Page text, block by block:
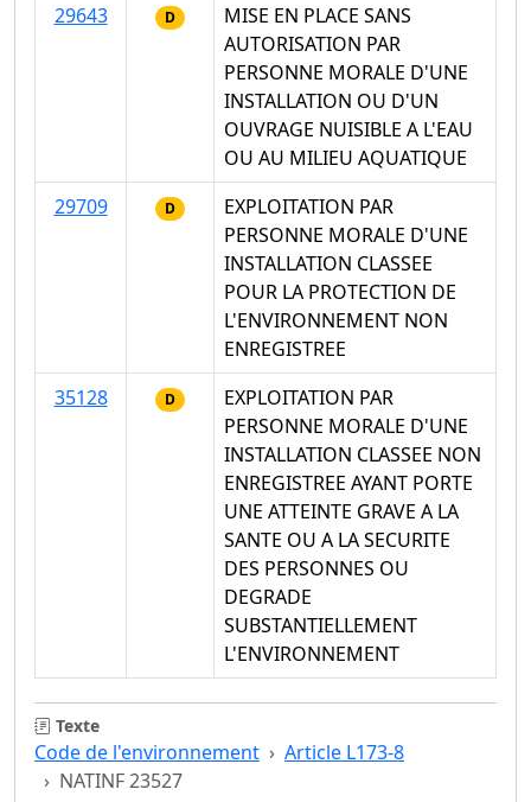
29643
D
MISE EN PLACE SANS
AUTORISATION PAR
PERSONNE MORALE D'UNE
INSTALLATION OU D'UN
OUVRAGE NUISIBLE A L'EAU
OU AU MILIEU AQUATIQUE
29709
D
EXPLOITATION PAR
PERSONNE MORALE D'UNE
INSTALLATION CLASSEE
POUR LA PROTECTION DE
L'ENVIRONNEMENT NON
ENREGISTREE
35128
D
EXPLOITATION PAR
PERSONNE MORALE D'UNE
INSTALLATION CLASSEE NON
ENREGISTREE AYANT PORTE
UNE ATTEINTE GRAVE A LA
SANTE OU A LA SECURITE
DES PERSONNES OU
DEGRADE
SUBSTANTIELLEMENT
L'ENVIRONNEMENT
Texte
Code de l'environnement
Article L173-8
NATINF 23527